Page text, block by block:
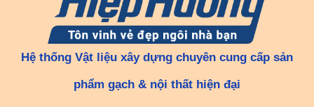
Hệ thống Vật liệu xây dựng chuyên cung cấp sản
phẩm gạch & nội thất hiện đại